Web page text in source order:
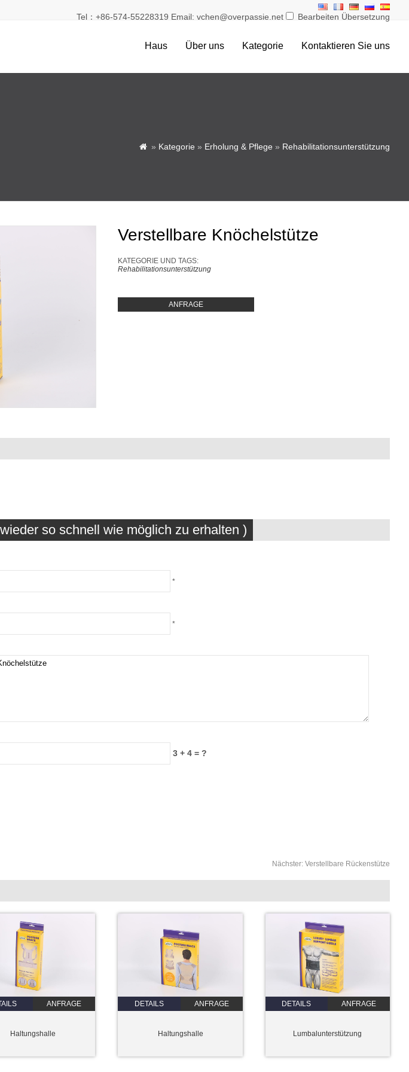
Tel：+86-574-55228319 Email: vchen@overpassie.net Bearbeiten Übersetzung
Haus Über uns Kategorie Kontaktieren Sie uns
 » Kategorie » Erholung & Pflege » Rehabilitationsunterstützung
Verstellbare Knöchelstütze
KATEGORIE UND TAGS:
Rehabilitationsunterstützung
ANFRAGE
so schnell wie möglich zu erhalten )
*
*
3 + 4 = ?
Nächster: Verstellbare Rückenstütze
ANFRAGE
Haltungshalle
DETAILS ANFRAGE
Haltungshalle
DETAILS ANFRAGE
Lumbalunterstützung